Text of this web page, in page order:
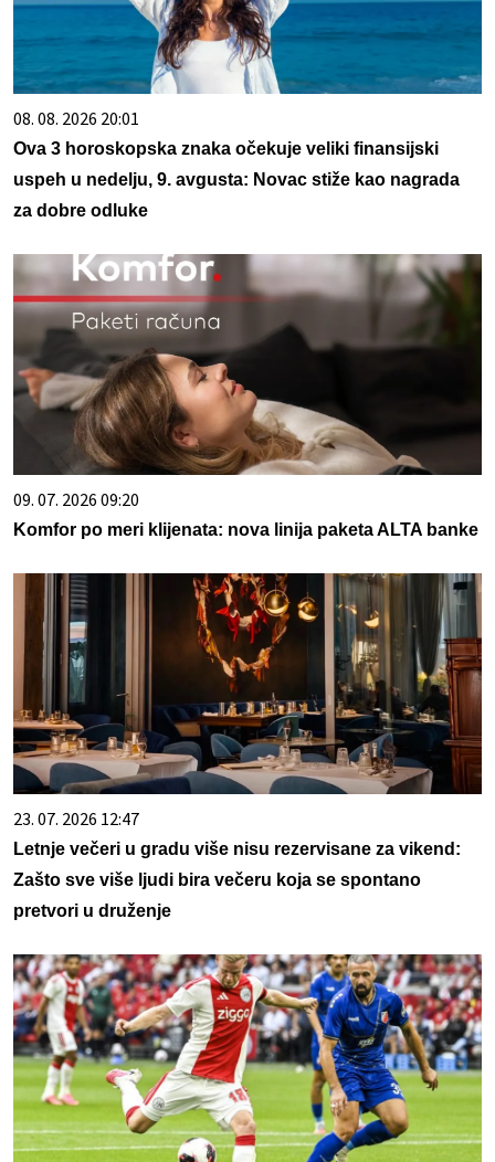
08. 08. 2026 20:01
Ova 3 horoskopska znaka očekuje veliki finansijski
uspeh u nedelju, 9. avgusta: Novac stiže kao nagrada
za dobre odluke
09. 07. 2026 09:20
Komfor po meri klijenata: nova linija paketa ALTA banke
23. 07. 2026 12:47
Letnje večeri u gradu više nisu rezervisane za vikend:
Zašto sve više ljudi bira večeru koja se spontano
pretvori u druženje